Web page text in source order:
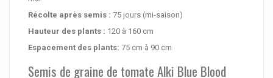
Récolte après semis : 75 jours (mi-saison)
Hauteur des plants : 120 à 160 cm
Espacement des plants: 75 cm à 90 cm
Semis de graine de tomate Alki Blue Blood